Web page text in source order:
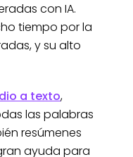
con IA.
tiempo por la
y su alto
a texto,
las palabras
resúmenes
ayuda para